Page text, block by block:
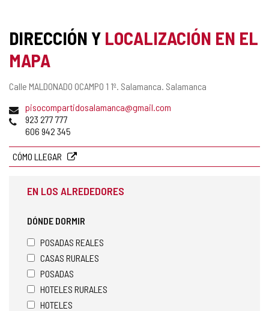
DIRECCIÓN Y LOCALIZACIÓN EN EL
MAPA
Dirección
Calle MALDONADO OCAMPO 1 1º. Salamanca. Salamanca
Dirección
de
correo
pisocompartidosalamanca@gmail.com
Teléfonos
923 277 777
606 942 345
CÓMO LLEGAR
EN LOS ALREDEDORES
DÓNDE DORMIR
POSADAS REALES
CASAS RURALES
POSADAS
HOTELES RURALES
HOTELES